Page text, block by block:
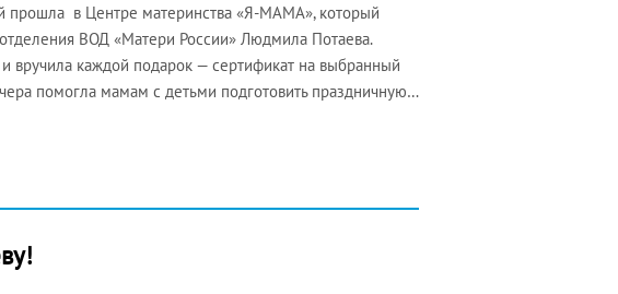
прошла в Центре материнства «Я-МАМА», который
ВОД «Матери России» Людмила Потаева.
вручила каждой подарок — сертификат на выбранный
помогла мамам с детьми подготовить праздничную…